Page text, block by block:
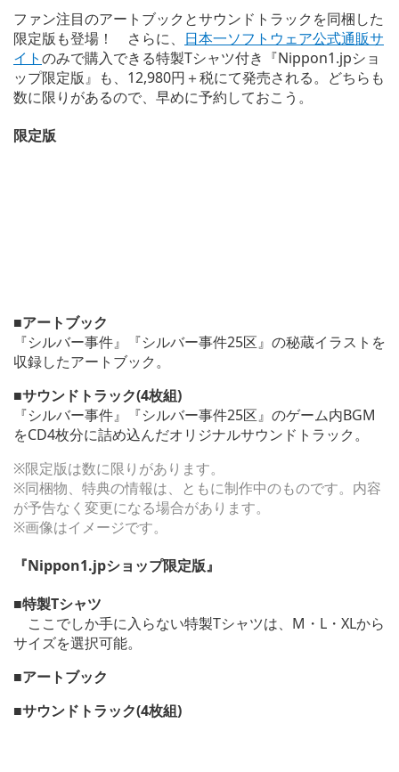
ファン注目のアートブックとサウンドトラックを同梱した
限定版も登場！ さらに、 日本一ソフトウェア公式通販サ
イトのみで購入できる特製Tシャツ付き『Nippon1.jpショ
ップ限定版』も、12,980円＋税にて発売される。どちらも
数に限りがあるので、早めに予約しておこう。
限定版
■アートブック
『シルバー事件』『シルバー事件25区』の秘蔵イラストを
収録したアートブック。
■サウンドトラック(4枚組)
『シルバー事件』『シルバー事件25区』のゲーム内BGM
をCD4枚分に詰め込んだオリジナルサウンドトラック。
※限定版は数に限りがあります。
※同梱物、特典の情報は、ともに制作中のものです。内容
が予告なく変更になる場合があります。
※画像はイメージです。
『Nippon1.jpショップ限定版』
■特製Tシャツ
ここでしか手に入らない特製Tシャツは、M・L・XLから
サイズを選択可能。
■アートブック
■サウンドトラック(4枚組)